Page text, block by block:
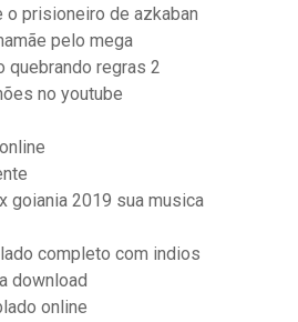
o prisioneiro de azkaban
pelo mega
quebrando regras 2
no youtube
goiania 2019 sua musica
completo com indios
download
online